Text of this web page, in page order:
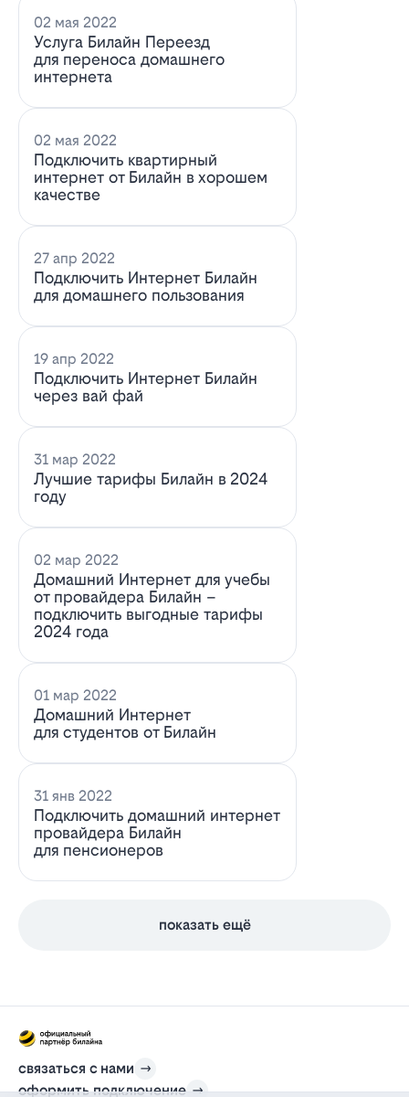
02 мая 2022
Услуга Билайн Переезд
для переноса домашнего
интернета
02 мая 2022
Подключить квартирный
интернет от Билайн в хорошем
качестве
27 апр 2022
Подключить Интернет Билайн
для домашнего пользования
19 апр 2022
Подключить Интернет Билайн
через вай фай
31 мар 2022
Лучшие тарифы Билайн в 2024
году
02 мар 2022
Домашний Интернет для учебы
от провайдера Билайн –
подключить выгодные тарифы
2024 года
01 мар 2022
Домашний Интернет
для студентов от Билайн
31 янв 2022
Подключить домашний интернет
провайдера Билайн
для пенсионеров
показать ещё
связаться с нами
оформить подключение